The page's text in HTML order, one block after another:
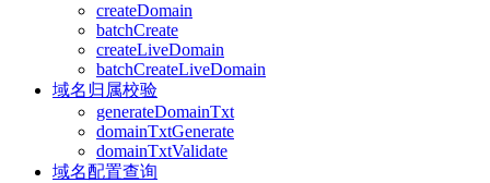
createDomain
batchCreate
createLiveDomain
batchCreateLiveDomain
域名归属校验
generateDomainTxt
domainTxtGenerate
domainTxtValidate
域名配置查询